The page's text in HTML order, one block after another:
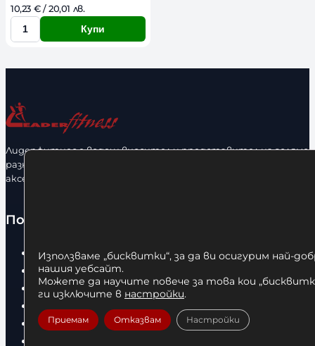
10,23 € / 20,01 лв.
К
л
ч
е
т
в
Купи
Лидерфитнес е водещ вносител и представител на голямо
разнообразие от бойна екипировка, фитнес уреди и
аксесоари.
Полезно
Начало
Нови продукти
Общи условия
Доставка
Използваме „бисквитки“, за да ви осигурим най-
нашия уебсайт.
Можете да научите повече за това кои
ги изключите в настройки.
Приемам Отказвам Настройки